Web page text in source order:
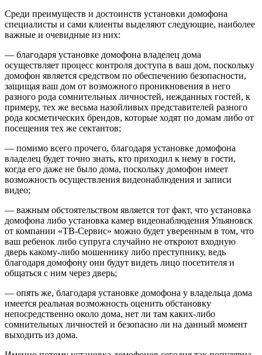
Среди преимуществ и достоинств установки домофона
специалисты и сами клиенты выделяют следующие, наиболее
важные и очевидные из них:
— благодаря установке домофона владелец дома
осуществляет процесс контроля доступа в ваш дом, поскольку
домофон является средством по обеспечению безопасности,
защищая ваш дом от возможного проникновения в него
разного рода сомнительных личностей, нежданных гостей, к
примеру, тех же весьма назойливых представителей разного
рода косметических брендов, которые ходят по домам либо от
посещения тех же сектантов;
— помимо всего прочего, благодаря установке домофона
владелец будет точно знать, кто приходил к нему в гости,
когда его даже не было дома, поскольку домофон имеет
возможность осуществления видеонаблюдения и записи
видео;
— важным обстоятельством является тот факт, что установка
домофона либо установка камер видеонаблюдения Ульяновск
от компании «ТВ-Сервис» можно будет уверенным в том, что
ваш ребенок либо супруга случайно не откроют входную
дверь какому-либо мошеннику либо преступнику, ведь
благодаря домофону они будут видеть лицо посетителя и
общаться с ним через дверь;
— опять же, благодаря установке домофона у владельца дома
имеется реальная возможность оценить обстановку
непосредственно около дома, нет ли там каких-либо
сомнительных личностей и безопасно ли на данный момент
выходить из дома.